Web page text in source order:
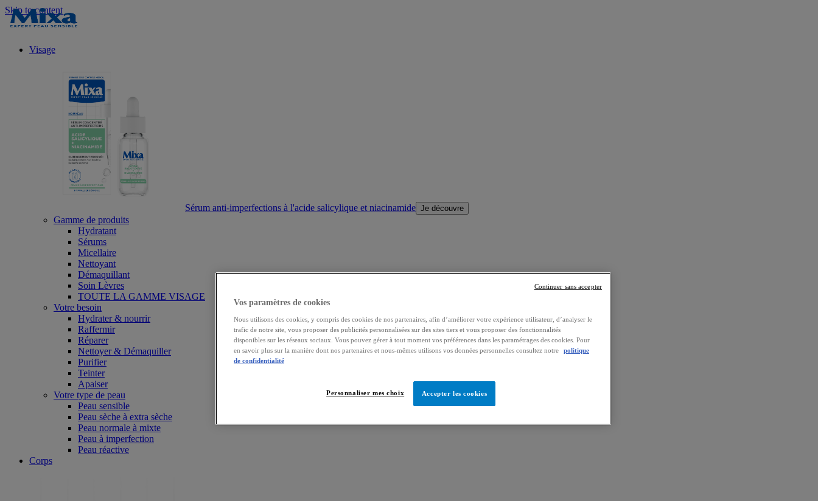
Skip to content
Visage
Sérum anti-imperfections à l'acide salicylique et niacinamide Je découvre
Gamme de produits
Hydratant
Sérums
Micellaire
Nettoyant
Démaquillant
Soin Lèvres
TOUTE LA GAMME VISAGE
Votre besoin
Hydrater & nourrir
Raffermir
Réparer
Nettoyer & Démaquiller
Purifier
Teinter
Apaiser
Votre type de peau
Peau sensible
Peau sèche à extra sèche
Peau normale à mixte
Peau à imperfection
Peau réactive
Corps
Vos paramètres de cookies
Nous utilisons des cookies, y compris des cookies de nos partenaires, afin d’améliorer votre expérience utilisateur, d’analyser le
trafic de notre site, vous proposer des publicités personnalisées sur des sites tiers et vous proposer des fonctionnalités
disponibles sur les réseaux sociaux. Vous pouvez gérer à tout moment vos préférences dans les paramétrages des cookies. Pour
en savoir plus sur la manière dont nos partenaires et nous-mêmes utilisons vos données personnelles consultez notre
politique
de confidentialité
Accepter les cookies
Personnaliser mes choix
Continuer sans accepter